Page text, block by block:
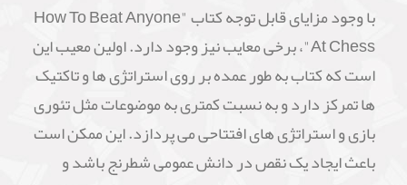
با وجود مزایای قابل توجه کتاب "How To Beat Anyone
At Chess"، برخی معایب نیز وجود دارد. اولین معیب این
است که کتاب به طور عمده بر روی استراتژی ها و تاکتیک
ها تمرکز دارد و به نسبت کمتری به موضوعات مثل تئوری
بازی و استراتژی های افتتاحی می پردازد. این ممکن است
باعث ایجاد یک نقص در دانش عمومی شطرنج باشد و